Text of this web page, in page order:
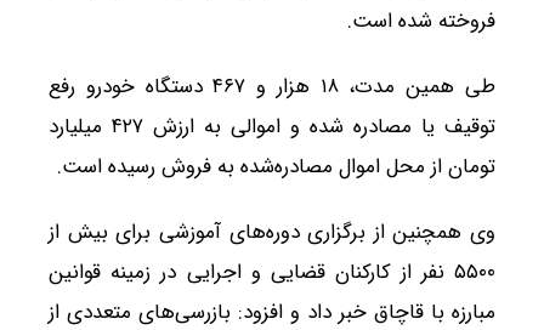
فروخته شده است.
طی همین مدت، ۱۸ هزار و ۴۶۷ دستگاه خودرو رفع
توقیف یا مصادره شده و اموالی به ارزش ۴۲۷ میلیارد
تومان از محل اموال مصادره‌شده به فروش رسیده است.
وی همچنین از برگزاری دوره‌های آموزشی برای بیش از
۵۵۰۰ نفر از کارکنان قضایی و اجرایی در زمینه قوانین
مبارزه با قاچاق خبر داد و افزود: بازرسی‌های متعددی از